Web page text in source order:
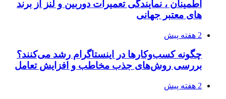
اطمینان ، نمایندگی تعمیرات دوربین و لنز از برند
های معتبر جهانی
2 هفته پیش
چگونه کسب‌وکارها در اینستاگرام رشد می‌کنند؟
بررسی روش‌های جذب مخاطب و افزایش تعامل
2 هفته پیش